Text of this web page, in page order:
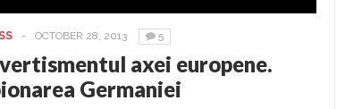
- OCTOBER 28, 2013 5
axei europene.
Germaniei